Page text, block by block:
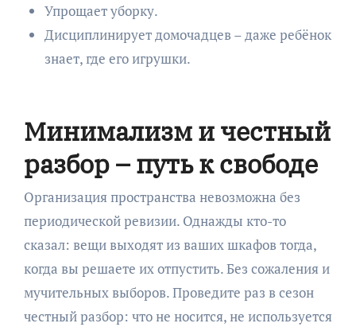
Упрощает уборку.
Дисциплинирует домочадцев – даже ребёнок
знает, где его игрушки.
Минимализм и честный
разбор – путь к свободе
Организация пространства невозможна без
периодической ревизии. Однажды кто-то
сказал: вещи выходят из ваших шкафов тогда,
когда вы решаете их отпустить. Без сожаления и
мучительных выборов. Проведите раз в сезон
честный разбор: что не носится, не используется